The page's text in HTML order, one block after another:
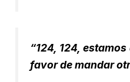
“124, 124,
favor de mandar